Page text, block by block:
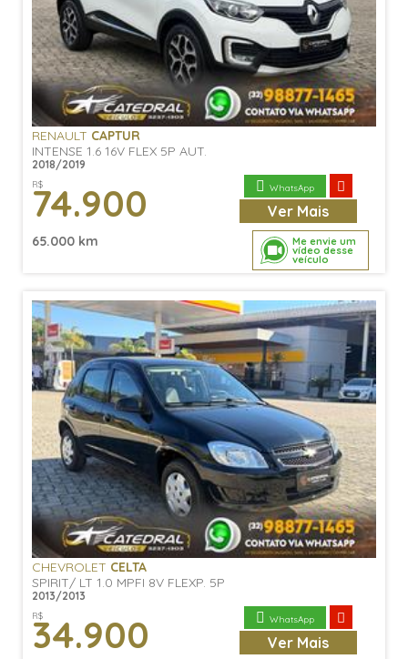
Me envie um
vídeo desse
veículo
RENAULT CAPTUR
INTENSE 1.6 16V FLEX 5P AUT.
2018/2019
R$
74.900 WhatsApp
Ver Mais
65.000 km
CHEVROLET CELTA
SPIRIT/ LT 1.0 MPFI 8V FLEXP. 5P
2013/2013
R$
34.900 WhatsApp
Ver Mais